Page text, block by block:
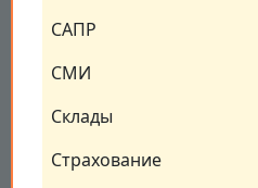
САПР
СМИ
Склады
Страхование